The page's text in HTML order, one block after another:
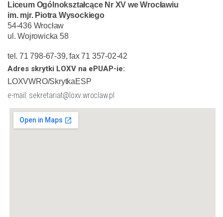
Liceum Ogólnokształcące Nr XV we Wrocławiu
im. mjr. Piotra Wysockiego
54-436 Wrocław
ul. Wojrowicka 58
tel. 71 798-67-39, fax 71 357-02-42
Adres skrytki LOXV na ePUAP-ie:
LOXVWRO/SkrytkaESP
e-mail: sekretariat@loxv.wroclaw.pl